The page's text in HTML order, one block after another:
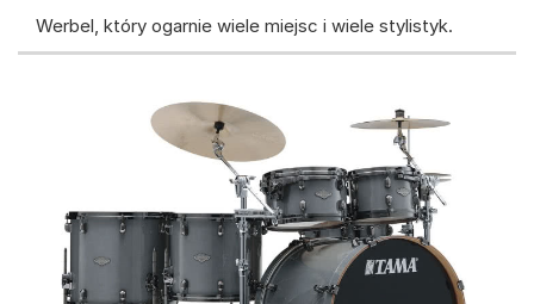
Werbel, który ogarnie wiele miejsc i wiele stylistyk.